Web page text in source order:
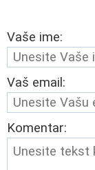
Vaše ime:
Vaš email:
Komentar: